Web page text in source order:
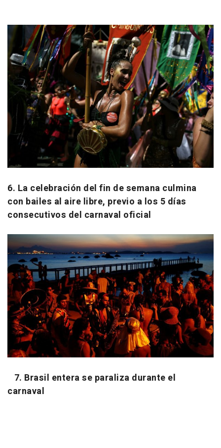
6. La celebración del fin de semana culmina
con bailes al aire libre, previo a los 5 días
consecutivos del carnaval oficial
7. Brasil entera se paraliza durante el
carnaval